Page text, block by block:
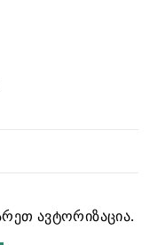
ავტორიზაცია.